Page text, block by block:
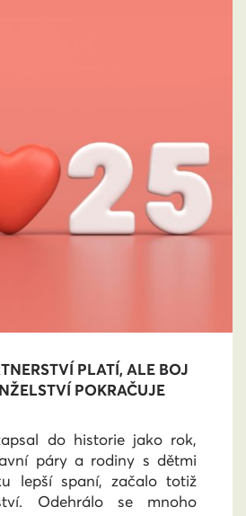
PLATÍ, ALE BOJ
POKRAČUJE
do historie jako rok,
páry a rodiny s dětmi
lepší spaní, začalo totiž
Odehrálo se mnoho